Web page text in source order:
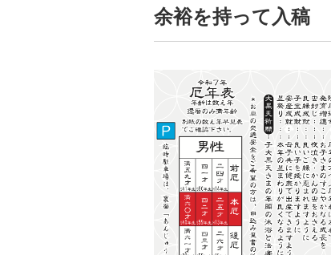
余裕を持って入稿